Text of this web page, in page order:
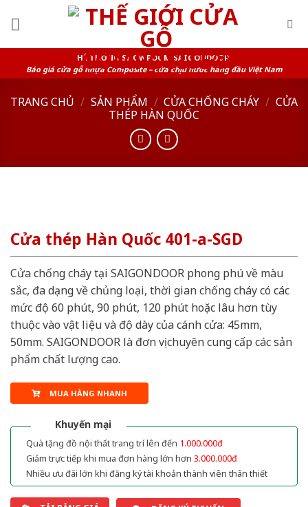
HỆ THỐNG SHOWROOM SAIGONDOOR
Báo giá cửa gỗ nhựa Composite – cửa chịu nước hàng đầu Việt Nam
TRANG CHỦ / SẢN PHẨM / CỬA CHỐNG CHÁY / CỬA
THÉP HÀN QUỐC
Cửa thép Hàn Quốc 401-a-SGD
Cửa chống cháy tại SAIGONDOOR phong phú về màu
sắc, đa dạng về chủng loại, thời gian chống cháy có các
mức độ 60 phút, 90 phút, 120 phút hoặc lâu hơn tùy
thuộc vào vật liệu và độ dày của cánh cửa: 45mm,
50mm. SAIGONDOOR là đơn vị chuyên cung cấp các sản
phẩm chất lượng cao.
MUA HÀNG NHANH
Khuyến mại
Quà tặng đồ nội thất trang trí lên đến 1.000.000đ
Giảm trực tiếp khi mua đơn hàng lớn hơn 3.000.000đ
Nhiều ưu đãi lớn khi đăng ký tài khoản thành viên thân thiết